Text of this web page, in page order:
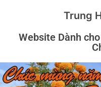
Trung
Website Dành